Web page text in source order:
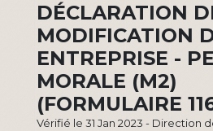
DÉCLARATION
MODIFICATION
ENTREPRISE -
MORALE (M2)
(FORMULAIRE
Vérifié le 31 Jan 2023 - Direction